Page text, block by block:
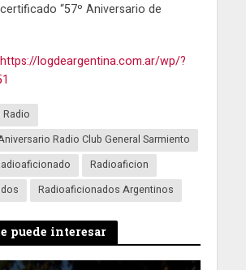
“57º Aniversario de
https://logdeargentina.com.ar/wp/?
Radio
Radio Club General Sarmiento
Radioaficion
Radioaficionados Argentinos
puede interesar